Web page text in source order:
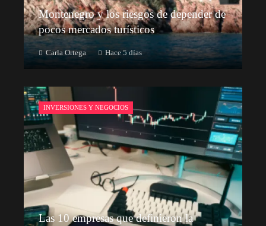
Montenegro y los riesgos de depender de
pocos mercados turísticos
Carla Ortega Hace 5 días
INVERSIONES Y NEGOCIOS
Las 10 empresas que definieron la